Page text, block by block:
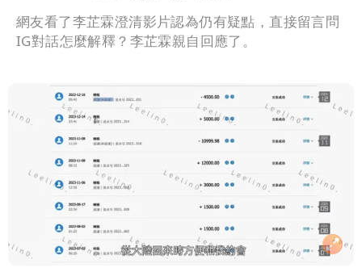
網友看了李芷霖澄清影片認為仍有疑點，直接留言問
IG對話怎麼解釋？李芷霖親自回應了。